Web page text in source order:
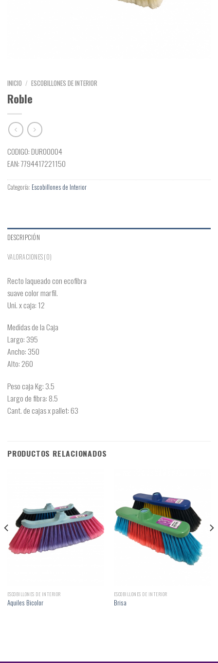
INICIO / ESCOBILLONES DE INTERIOR
Roble
CODIGO: DUR00004
EAN: 7794417221150
Categoría: Escobillones de Interior
DESCRIPCIÓN
VALORACIONES (0)
Recto laqueado con ecofibra
suave color marfil.
Uni. x caja: 12
Medidas de la Caja
Largo: 395
Ancho: 350
Alto: 260
Peso caja Kg: 3.5
Largo de fibra: 8.5
Cant. de cajas x pallet: 63
PRODUCTOS RELACIONADOS
ESCOBILLONES DE INTERIOR
Aquiles Bicolor
ESCOBILLONES DE INTERIOR
Brisa